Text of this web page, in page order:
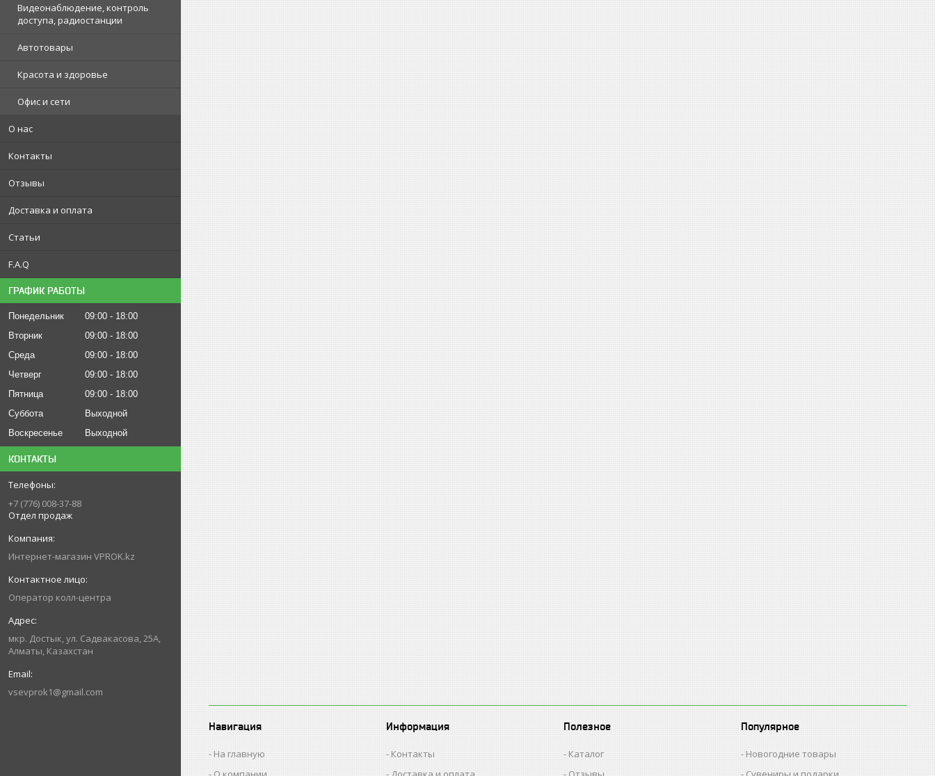
Видеонаблюдение, контроль
доступа, радиостанции
Автотовары
Красота и здоровье
Офис и сети
О нас
Контакты
Отзывы
Доставка и оплата
Статьи
F.A.Q
ГРАФИК РАБОТЫ
Понедельник 09:00
18:00
Вторник
09:00
18:00
Среда
09:00
18:00
Четверг
09:00
18:00
Пятница
09:00
18:00
Суббота
Выходной
Воскресенье
Выходной
КОНТАКТЫ
+7 (776) 008-37-88
Отдел продаж
Интернет-магазин VPROK.kz
Оператор колл-центра
мкр. Достык, ул. Садвакасова, 25А,
Алматы, Казахстан
vsevprok1@gmail.com
Навигация
На главную
Информация
Контакты
Полезное
Каталог
Популярное
Новогодние товары